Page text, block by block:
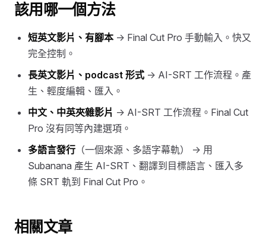
該用哪一個方法
短英文影片、有腳本→ Final Cut Pro 手動輸入。快又
完全控制。
長英文影片、podcast 形式 → AI-SRT 工作流程。產
生、輕度編輯、匯入。
中文、中英夾雜影片 → AI-SRT 工作流程。Final Cut
Pro 沒有同等內建選項。
多語言發行 （一個來源、多語字幕軌） → 用
Subanana 產生 AI-SRT、翻譯到目標語言、匯入多
條 SRT 軌到 Final Cut Pro。
相關文章